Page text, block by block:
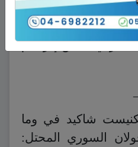
عامر إبراهيم،
ميس إبراهيم
شاكيد في وما
السوري المحتل: